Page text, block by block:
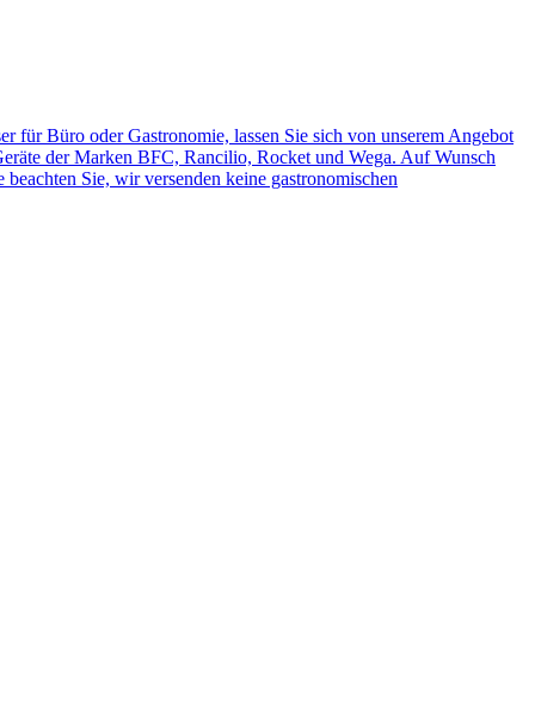
für Büro oder Gastronomie, lassen Sie sich von unserem Angebot
der Marken BFC, Rancilio, Rocket und Wega. Auf Wunsch
Sie, wir versenden keine gastronomischen